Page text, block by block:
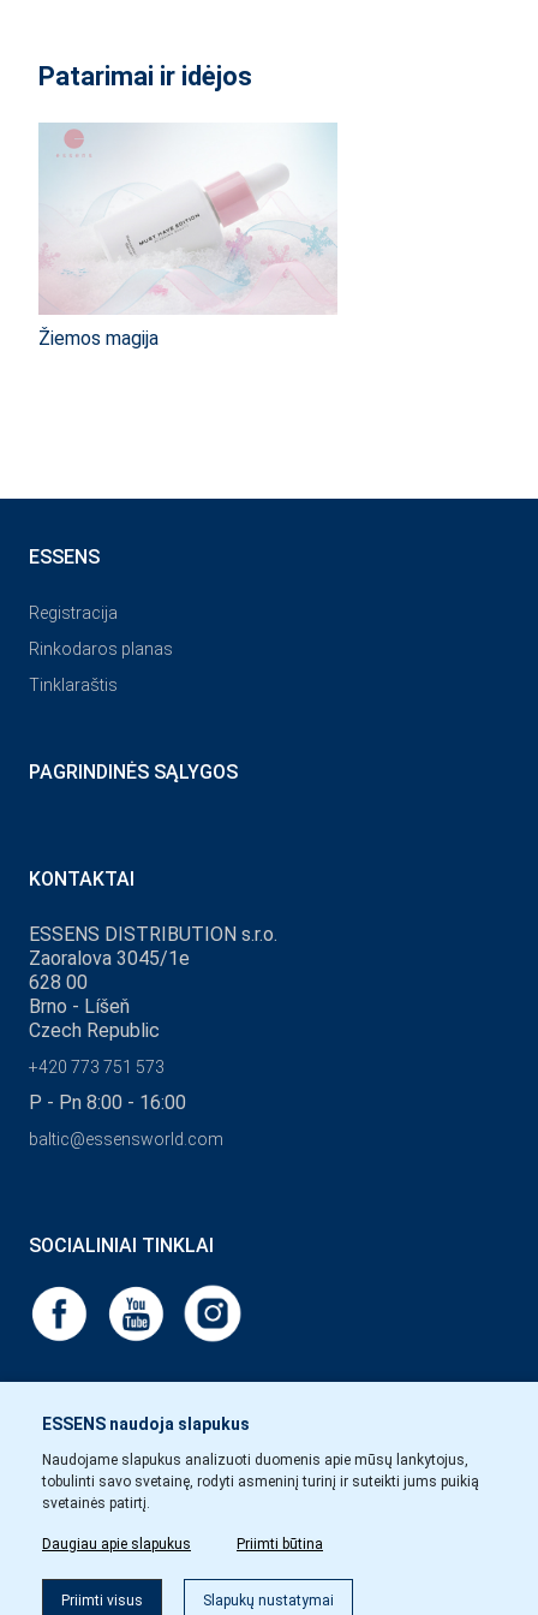
Patarimai ir idėjos
Žiemos magija
ESSENS naudoja slapukus
Naudojame slapukus analizuoti duomenis apie mūsų lankytojus,
tobulinti savo svetainę, rodyti asmeninį turinį ir suteikti jums puikią
svetainės patirtį.
Daugiau apie slapukus Priimti būtina
Priimti visus Slapukų nustatymai
ESSENS
Registracija
Rinkodaros planas
Tinklaraštis
PAGRINDINĖS SĄLYGOS
KONTAKTAI
ESSENS DISTRIBUTION s.r.o.
Zaoralova 3045/1e
628 00
Brno - Líšeň
Czech Republic
+420 773 751 573
P - Pn 8:00 - 16:00
baltic@essensworld.com
SOCIALINIAI TINKLAI